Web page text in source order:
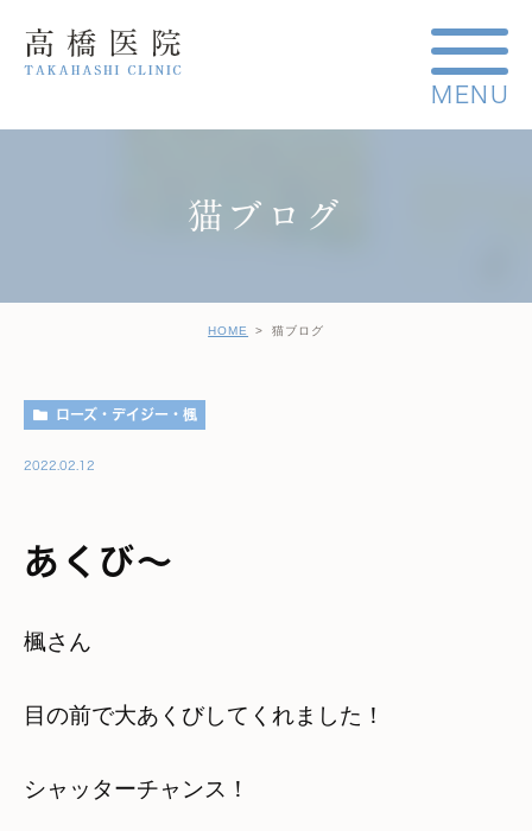
猫ブログ
HOME 猫ブログ
ローズ・デイジー・楓
2022.02.12
あくび～
楓さん
目の前で大あくびしてくれました！
シャッターチャンス！